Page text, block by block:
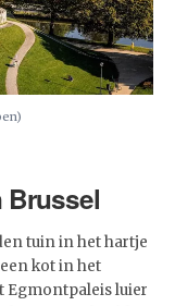
Brussel
tuin in het hartje
kot in het
Egmontpaleis luier